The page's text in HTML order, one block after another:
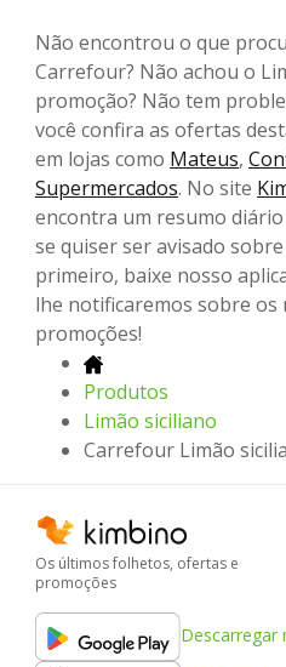
Não encontrou o que
Carrefour? Não achou o
promoção? Não tem
você confira as ofertas
em lojas como Mateus,
Supermercados. No site
encontra um resumo
se quiser ser avisado
primeiro, baixe nosso
lhe notificaremos sobre os
promoções!
Produtos
Limão siciliano
Carrefour Limão
Os últimos folhetos, ofertas e
promoções
Descarregar